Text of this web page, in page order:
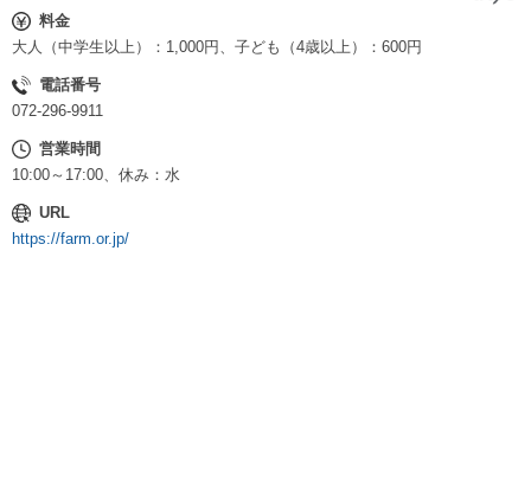
料金
大人（中学生以上）：1,000円、子ども（4歳以上）：600円
電話番号
072-296-9911
営業時間
10:00～17:00、休み：水
URL
https://farm.or.jp/